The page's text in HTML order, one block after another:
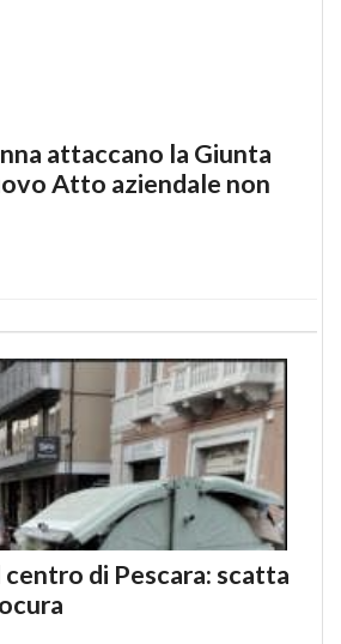
attaccano la Giunta
Atto aziendale non
di Pescara: scatta